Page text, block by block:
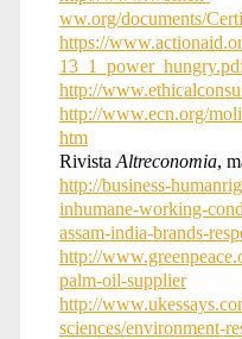
ww.org/documents/
https://
http://
http://www.ecn.org/
htm
Rivista Altreconomia,
http://business-
inhumane-working-
assam-india-brands-
http://
palm-oil-supplier
http://
sciences/environment-